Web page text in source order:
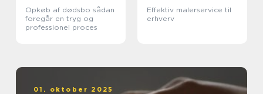
Opkøb af dødsbo sådan
foregår en tryg og
professionel proces
Effektiv malerservice til
erhverv
01. oktober 2025